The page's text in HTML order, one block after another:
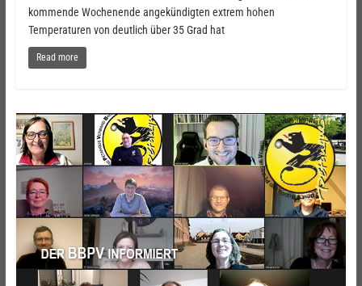
kommende Wochenende angekündigten extrem hohen
Temperaturen von deutlich über 35 Grad hat
Read more